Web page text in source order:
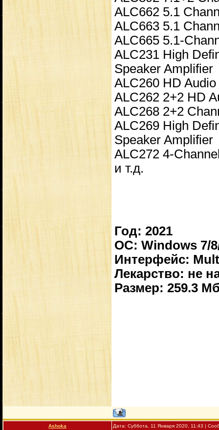
ALC662 5.1
ALC663 5.1
ALC665 5.1-
ALC231 High
Speaker Amplifier
ALC260 HD
ALC262 2+2 HD
ALC268 2+2
ALC269 High
Speaker Amplifier
ALC272 4-
и т.д.
Год: 2021
OС: Windows 7/
Интерфейс:
Лекарство: не
Размер: 259.3
Ashoka Дата: Суббота, 11 Января 2020, 11:43 |